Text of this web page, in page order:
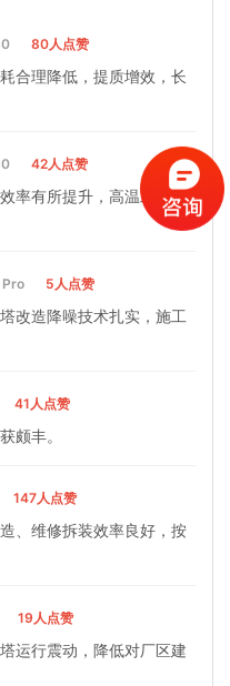
80人点赞
合理降低，提质增效，长
42人点赞
率有所提升，高温工况制
5人点赞
改造降噪技术扎实，施工
41人点赞
颇丰。
147人点赞
、维修拆装效率良好，按
19人点赞
运行震动，降低对厂区建